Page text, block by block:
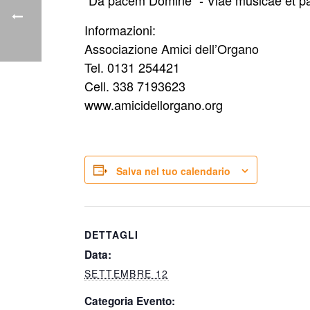
Informazioni:
Associazione Amici dell’Organo
Tel. 0131 254421
Cell. 338 7193623
www.amicidellorgano.org
Salva nel tuo calendario
DETTAGLI
Data:
SETTEMBRE 12
Categoria Evento: